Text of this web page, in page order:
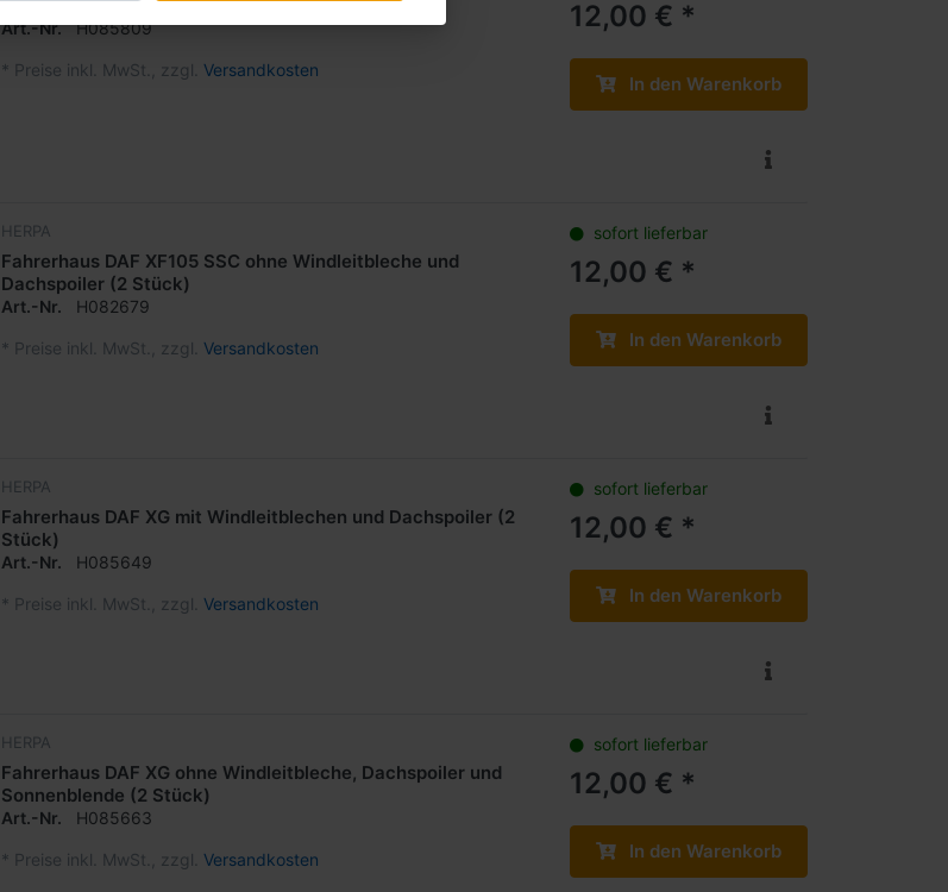
Fahrerhaus DAF 2800 / Rába (2 Stück)
Art.-Nr. H085809
* Preise inkl. MwSt., zzgl. Versandkosten
12,00 € *
In den Warenkorb
HERPA
Fahrerhaus DAF XF105 SSC ohne Windleitbleche und
Dachspoiler (2 Stück)
Art.-Nr. H082679
* Preise inkl. MwSt., zzgl. Versandkosten
sofort lieferbar
12,00 € *
In den Warenkorb
HERPA
Fahrerhaus DAF XG mit Windleitblechen und Dachspoiler (2
Stück)
Art.-Nr. H085649
* Preise inkl. MwSt., zzgl. Versandkosten
sofort lieferbar
12,00 € *
In den Warenkorb
HERPA
Fahrerhaus DAF XG ohne Windleitbleche, Dachspoiler und
Sonnenblende (2 Stück)
Art.-Nr. H085663
* Preise inkl. MwSt., zzgl. Versandkosten
sofort lieferbar
12,00 € *
In den Warenkorb